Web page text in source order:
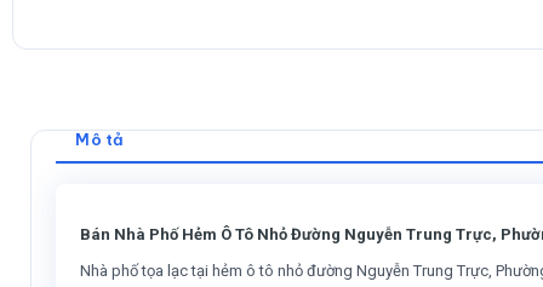
Mô tả
Bán Nhà Phố Hẻm Ô Tô Nhỏ Đường Nguyễn Trung Trực,
Nhà phố tọa lạc tại hẻm ô tô nhỏ đường Nguyễn Trung Trực,